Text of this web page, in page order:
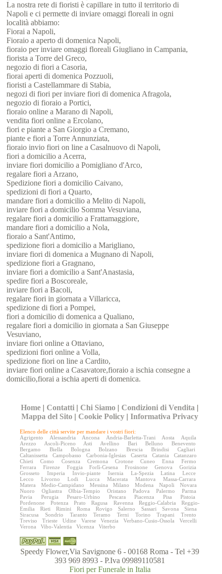
La nostra rete di fioristi è capillare in tutto il territorio di
Napoli e ci permette di inviare omaggi floreali in ogni
località abbiamo:
Fiorai a Napoli,
Fioraio a aperto di domenica Napoli,
fioraio per inviare omaggi floreali Giugliano in Campania,
fiorista a Torre del Greco,
negozio di fiori a Casoria,
fiorai aperti di domenica Pozzuoli,
fioristi a Castellammare di Stabia,
negozi di fiori per inviare fiori di domenica Afragola,
negozio di fioraio a Portici,
fioraio online a Marano di Napoli,
vendita fiori online a Ercolano,
fiori e piante a San Giorgio a Cremano,
piante e fiori a Torre Annunziata,
fioraio invio fiori on line a Casalnuovo di Napoli,
fiori a domicilio a Acerra,
inviare fiori domicilio a Pomigliano d'Arco,
regalare fiori a Arzano,
Spedizione fiori a domicilio Caivano,
spedizioni di fiori a Quarto,
mandare fiori a domicilio a Melito di Napoli,
inviare fiori a domicilio Somma Vesuviana,
regalare fiori a domicilio a Frattamaggiore,
mandare fiori a domicilio a Nola,
fioraio a Sant'Antimo,
spedizione fiori a domicilio a Marigliano,
inviare fiori di domenica a Mugnano di Napoli,
spedizione fiori a Gragnano,
inviare fiori a domicilio a Sant'Anastasia,
spedire fiori a Boscoreale,
inviare fiori a Bacoli,
regalare fiori in giornata a Villaricca,
spedizione di fiori a Pompei,
fiori a domicilio di domenica a Qualiano,
regalare fiori a domicilio in giornata a San Giuseppe
Vesuviano,
inviare fiori online a Ottaviano,
spedizioni fiori online a Volla,
spedizione fiori on line a Cardito,
inviare fiori online a Casavatore,fioraio a ischia consegne a
domicilio,fiorai a ischia aperti di domenica.
Home | Contatti | Chi Siamo | Condizioni di Vendita |
Mappa del Sito | Cookie Policy |Informativa Privacy
Elenco delle città servite per mandare i vostri fiori:
Agrigento
Alessandria Ancona Andria-Barletta-Trani Aosta
Aquila
Arezzo
Ascoli-Piceno Asti Avellino Bari Belluno
Benevento
Bergamo
Biella Bologna Bolzano Brescia Brindisi
Cagliari
Caltanissetta
Campobasso Carbonia-Iglesias Caserta Catania
Catanzaro
Chieti
Como Cosenza Cremona Crotone Cuneo Enna
Fermo
Ferrara
Firenze Foggia Forlì-Cesena Frosinone Genova
Gorizia
Grosseto
Imperia Invio-piante Isernia La-Spezia Latina
Lecce
Lecco
Livorno Lodi Lucca Macerata Mantova
Massa-Carrara
Matera
Medio-Campidano Messina Milano Modena Napoli
Novara
Nuoro
Ogliastra Olbia-Tempio Oristano Padova Palermo
Parma
Pavia
Perugia Pesaro-Urbino Pescara Piacenza Pisa
Pistoia
Pordenone
Potenza Prato Ragusa Ravenna Reggio-Calabria
Reggio-
Emilia
Rieti Rimini Roma Rovigo Salerno Sassari Savona
Siena
Siracusa
Sondrio Taranto Teramo Terni Torino Trapani
Trento
Treviso
Trieste Udine Varese Venezia Verbano-Cusio-Ossola
Vercelli
Verona
Vibo-Valentia Vicenza Viterbo
Speedy Flower,Via Savignone 6 - 00168 Roma - Tel +39
393 969 8993 - P.Iva 09989110581
Fiori per Funerale in Italia